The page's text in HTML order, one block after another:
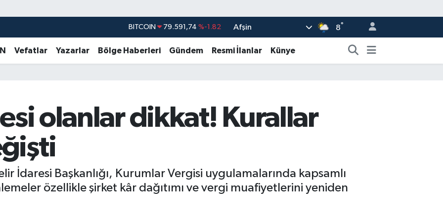
DOLAR 45,43620 %0.02
STERLİN 61,60380 %0.18
BITCOIN 79.591,74 %-1.82
Afşin 8°
Vefatlar Yazarlar Bölge Haberleri Gündem Resmi İlanlar Künye
olanlar dikkat! Kurallar
İdaresi Başkanlığı, Kurumlar Vergisi uygulamalarında kapsamlı
özellikle şirket kâr dağıtımı ve vergi muafiyetlerini yeniden